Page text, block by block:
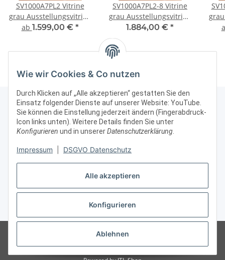
Alle akzeptieren
Konfigurieren
Ablehnen
Wie wir Cookies & Co nutzen
Durch Klicken auf „Alle akzeptieren“ gestatten Sie den
Einsatz folgender Dienste auf unserer Website: YouTube.
Sie können die Einstellung jederzeit ändern (Fingerabdruck-
Icon links unten). Weitere Details finden Sie unter
Konfigurieren und in unsererDatenschutzerklärung.
Impressum DSGVO Datenschutz
SV1000A7PL2 Vitrine
grau Ausstellungsvitrine
Präsentationsvitrine Alu
ab 1.599,00 € *
SV1000A7PL2-8 Vitrine
grau Ausstellungsvitrine
Präsentationsvitrine Alu
Silber mit Beleuchtung
abschließbar #1
1.884,00 € *
Kontakt & Rechtliches
Weitere Informationen
Vertrag widerrufen
* Alle Preise zzgl. gesetzlicher USt., zzgl.Versand
Besucherzähler: 3031950